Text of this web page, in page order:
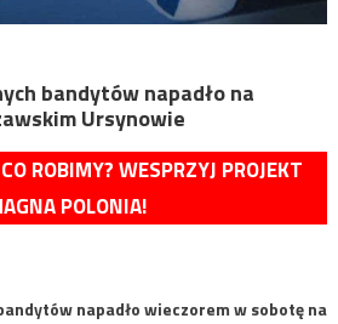
bandytów napadło na
Ursynowie
ROBIMY? WESPRZYJ PROJEKT
POLONIA!
napadło wieczorem w sobotę na